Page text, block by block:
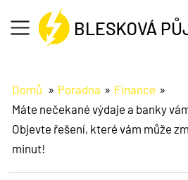
Jak na to
O půjčce
Domů Poradna
Finance
Máte nečekané výdaje a banky
Objevte řešení, které vám může
minut!